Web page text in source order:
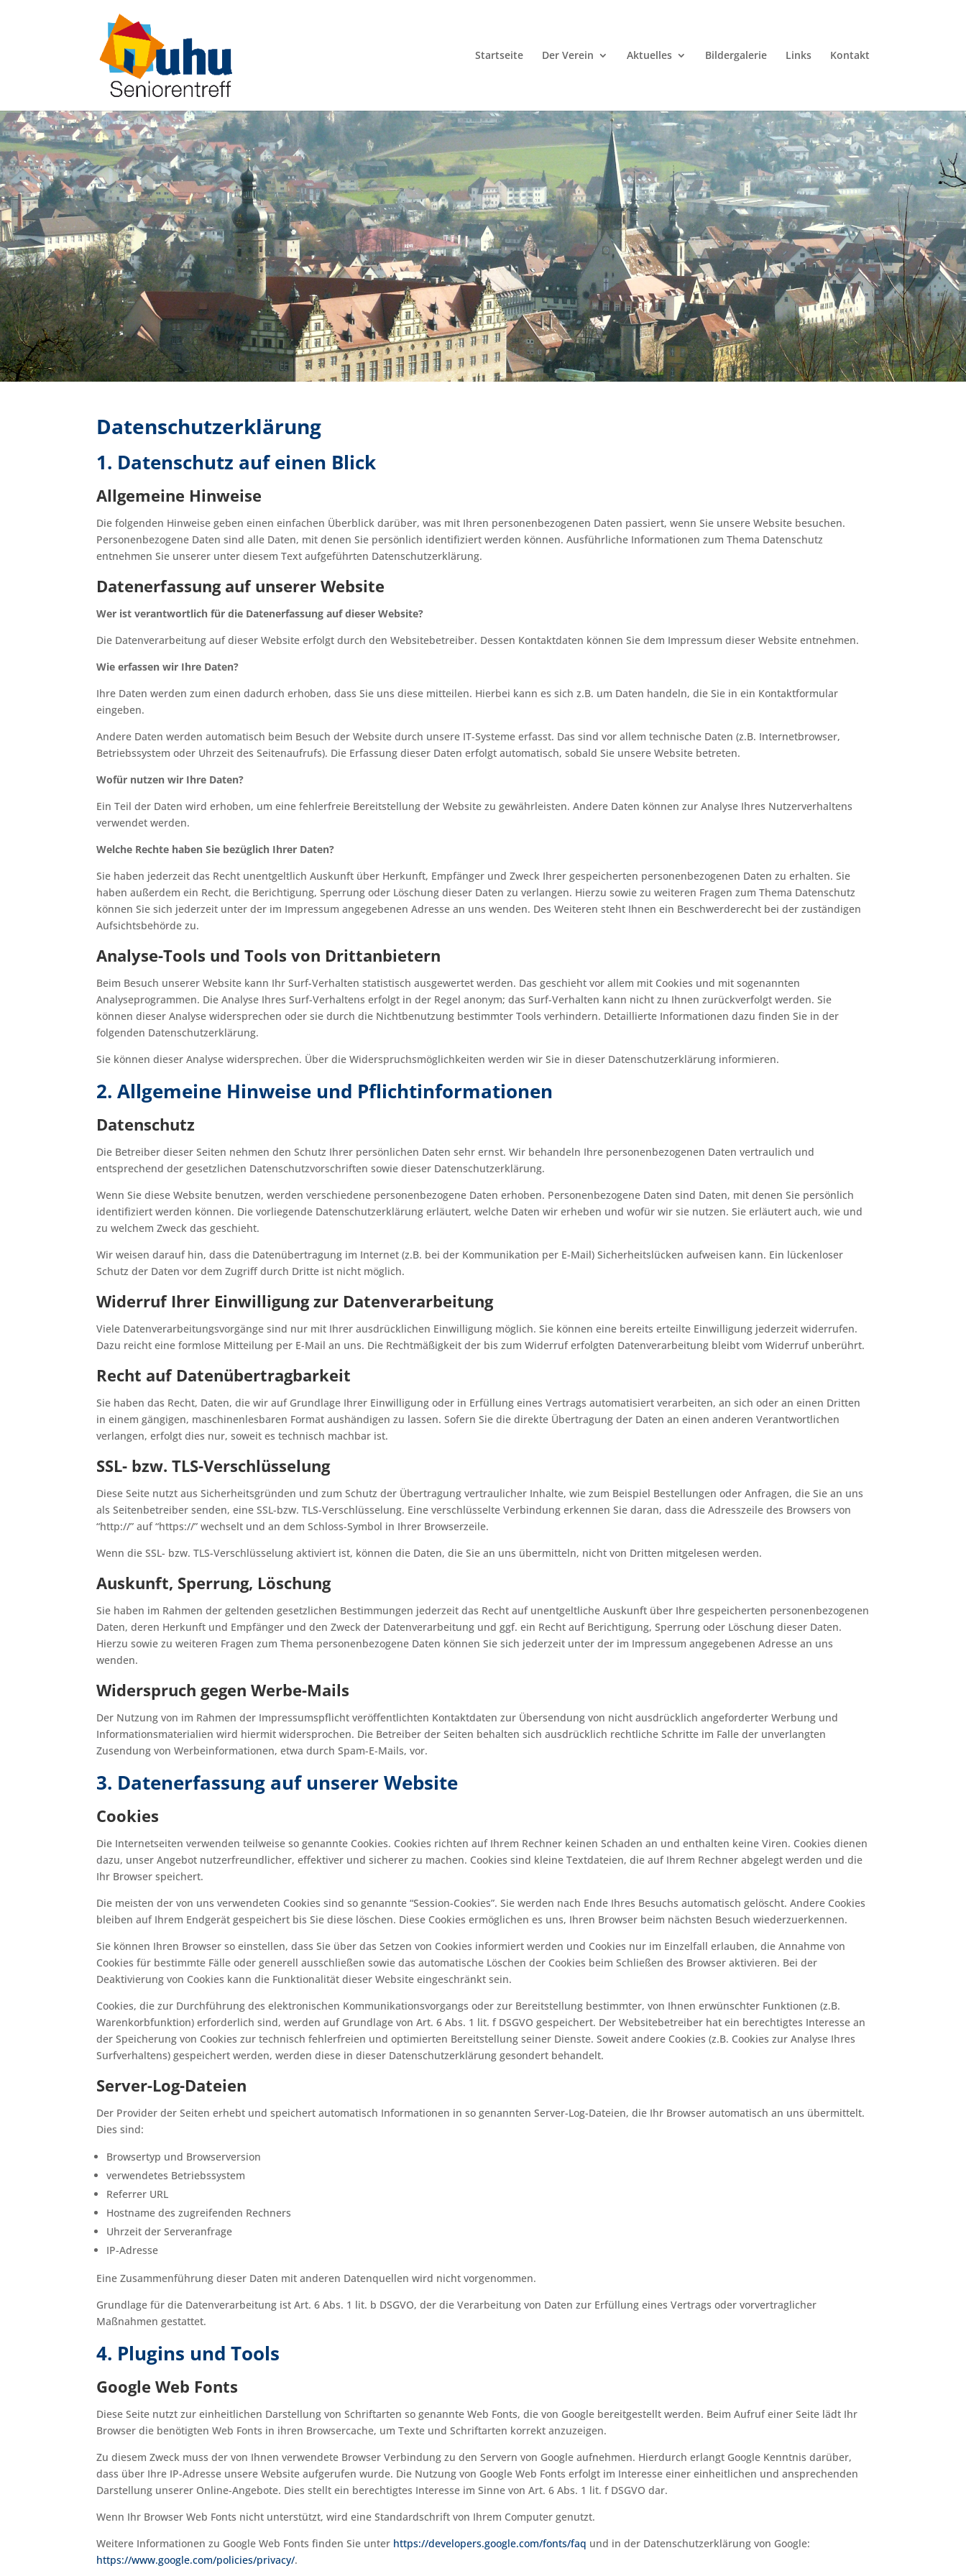
Startseite Der Verein Aktuelles Bildergalerie Links Kontakt
Datenschutzerklärung
1. Datenschutz auf einen Blick
Allgemeine Hinweise
Die folgenden Hinweise geben einen einfachen Überblick darüber, was mit Ihren personenbezogenen Daten passiert, wenn Sie unsere Website besuchen.
Personenbezogene Daten sind alle Daten, mit denen Sie persönlich identifiziert werden können. Ausführliche Informationen zum Thema Datenschutz
entnehmen Sie unserer unter diesem Text aufgeführten Datenschutzerklärung.
Datenerfassung auf unserer Website
Wer ist verantwortlich für die Datenerfassung auf dieser Website?
Die Datenverarbeitung auf dieser Website erfolgt durch den Websitebetreiber. Dessen Kontaktdaten können Sie dem Impressum dieser Website entnehmen.
Wie erfassen wir Ihre Daten?
Ihre Daten werden zum einen dadurch erhoben, dass Sie uns diese mitteilen. Hierbei kann es sich z.B. um Daten handeln, die Sie in ein Kontaktformular
eingeben.
Andere Daten werden automatisch beim Besuch der Website durch unsere IT-Systeme erfasst. Das sind vor allem technische Daten (z.B. Internetbrowser,
Betriebssystem oder Uhrzeit des Seitenaufrufs). Die Erfassung dieser Daten erfolgt automatisch, sobald Sie unsere Website betreten.
Wofür nutzen wir Ihre Daten?
Ein Teil der Daten wird erhoben, um eine fehlerfreie Bereitstellung der Website zu gewährleisten. Andere Daten können zur Analyse Ihres Nutzerverhaltens
verwendet werden.
Welche Rechte haben Sie bezüglich Ihrer Daten?
Sie haben jederzeit das Recht unentgeltlich Auskunft über Herkunft, Empfänger und Zweck Ihrer gespeicherten personenbezogenen Daten zu erhalten. Sie
haben außerdem ein Recht, die Berichtigung, Sperrung oder Löschung dieser Daten zu verlangen. Hierzu sowie zu weiteren Fragen zum Thema Datenschutz
können Sie sich jederzeit unter der im Impressum angegebenen Adresse an uns wenden. Des Weiteren steht Ihnen ein Beschwerderecht bei der zuständigen
Aufsichtsbehörde zu.
Analyse-Tools und Tools von Drittanbietern
Beim Besuch unserer Website kann Ihr Surf-Verhalten statistisch ausgewertet werden. Das geschieht vor allem mit Cookies und mit sogenannten
Analyseprogrammen. Die Analyse Ihres Surf-Verhaltens erfolgt in der Regel anonym; das Surf-Verhalten kann nicht zu Ihnen zurückverfolgt werden. Sie
können dieser Analyse widersprechen oder sie durch die Nichtbenutzung bestimmter Tools verhindern. Detaillierte Informationen dazu finden Sie in der
folgenden Datenschutzerklärung.
Sie können dieser Analyse widersprechen. Über die Widerspruchsmöglichkeiten werden wir Sie in dieser Datenschutzerklärung informieren.
2. Allgemeine Hinweise und Pflichtinformationen
Datenschutz
Die Betreiber dieser Seiten nehmen den Schutz Ihrer persönlichen Daten sehr ernst. Wir behandeln Ihre personenbezogenen Daten vertraulich und
entsprechend der gesetzlichen Datenschutzvorschriften sowie dieser Datenschutzerklärung.
Wenn Sie diese Website benutzen, werden verschiedene personenbezogene Daten erhoben. Personenbezogene Daten sind Daten, mit denen Sie persönlich
identifiziert werden können. Die vorliegende Datenschutzerklärung erläutert, welche Daten wir erheben und wofür wir sie nutzen. Sie erläutert auch, wie und
zu welchem Zweck das geschieht.
Wir weisen darauf hin, dass die Datenübertragung im Internet (z.B. bei der Kommunikation per E-Mail) Sicherheitslücken aufweisen kann. Ein lückenloser
Schutz der Daten vor dem Zugriff durch Dritte ist nicht möglich.
Widerruf Ihrer Einwilligung zur Datenverarbeitung
Viele Datenverarbeitungsvorgänge sind nur mit Ihrer ausdrücklichen Einwilligung möglich. Sie können eine bereits erteilte Einwilligung jederzeit widerrufen.
Dazu reicht eine formlose Mitteilung per E-Mail an uns. Die Rechtmäßigkeit der bis zum Widerruf erfolgten Datenverarbeitung bleibt vom Widerruf unberührt.
Recht auf Datenübertragbarkeit
Sie haben das Recht, Daten, die wir auf Grundlage Ihrer Einwilligung oder in Erfüllung eines Vertrags automatisiert verarbeiten, an sich oder an einen Dritten
in einem gängigen, maschinenlesbaren Format aushändigen zu lassen. Sofern Sie die direkte Übertragung der Daten an einen anderen Verantwortlichen
verlangen, erfolgt dies nur, soweit es technisch machbar ist.
SSL- bzw. TLS-Verschlüsselung
Diese Seite nutzt aus Sicherheitsgründen und zum Schutz der Übertragung vertraulicher Inhalte, wie zum Beispiel Bestellungen oder Anfragen, die Sie an uns
als Seitenbetreiber senden, eine SSL-bzw. TLS-Verschlüsselung. Eine verschlüsselte Verbindung erkennen Sie daran, dass die Adresszeile des Browsers von
“http://” auf “https://” wechselt und an dem Schloss-Symbol in Ihrer Browserzeile.
Wenn die SSL- bzw. TLS-Verschlüsselung aktiviert ist, können die Daten, die Sie an uns übermitteln, nicht von Dritten mitgelesen werden.
Auskunft, Sperrung, Löschung
Sie haben im Rahmen der geltenden gesetzlichen Bestimmungen jederzeit das Recht auf unentgeltliche Auskunft über Ihre gespeicherten personenbezogenen
Daten, deren Herkunft und Empfänger und den Zweck der Datenverarbeitung und ggf. ein Recht auf Berichtigung, Sperrung oder Löschung dieser Daten.
Hierzu sowie zu weiteren Fragen zum Thema personenbezogene Daten können Sie sich jederzeit unter der im Impressum angegebenen Adresse an uns
wenden.
Widerspruch gegen Werbe-Mails
Der Nutzung von im Rahmen der Impressumspflicht veröffentlichten Kontaktdaten zur Übersendung von nicht ausdrücklich angeforderter Werbung und
Informationsmaterialien wird hiermit widersprochen. Die Betreiber der Seiten behalten sich ausdrücklich rechtliche Schritte im Falle der unverlangten
Zusendung von Werbeinformationen, etwa durch Spam-E-Mails, vor.
3. Datenerfassung auf unserer Website
Cookies
Die Internetseiten verwenden teilweise so genannte Cookies. Cookies richten auf Ihrem Rechner keinen Schaden an und enthalten keine Viren. Cookies dienen
dazu, unser Angebot nutzerfreundlicher, effektiver und sicherer zu machen. Cookies sind kleine Textdateien, die auf Ihrem Rechner abgelegt werden und die
Ihr Browser speichert.
Die meisten der von uns verwendeten Cookies sind so genannte “Session-Cookies”. Sie werden nach Ende Ihres Besuchs automatisch gelöscht. Andere Cookies
bleiben auf Ihrem Endgerät gespeichert bis Sie diese löschen. Diese Cookies ermöglichen es uns, Ihren Browser beim nächsten Besuch wiederzuerkennen.
Sie können Ihren Browser so einstellen, dass Sie über das Setzen von Cookies informiert werden und Cookies nur im Einzelfall erlauben, die Annahme von
Cookies für bestimmte Fälle oder generell ausschließen sowie das automatische Löschen der Cookies beim Schließen des Browser aktivieren. Bei der
Deaktivierung von Cookies kann die Funktionalität dieser Website eingeschränkt sein.
Cookies, die zur Durchführung des elektronischen Kommunikationsvorgangs oder zur Bereitstellung bestimmter, von Ihnen erwünschter Funktionen (z.B.
Warenkorbfunktion) erforderlich sind, werden auf Grundlage von Art. 6 Abs. 1 lit. f DSGVO gespeichert. Der Websitebetreiber hat ein berechtigtes Interesse an
der Speicherung von Cookies zur technisch fehlerfreien und optimierten Bereitstellung seiner Dienste. Soweit andere Cookies (z.B. Cookies zur Analyse Ihres
Surfverhaltens) gespeichert werden, werden diese in dieser Datenschutzerklärung gesondert behandelt.
Server-Log-Dateien
Der Provider der Seiten erhebt und speichert automatisch Informationen in so genannten Server-Log-Dateien, die Ihr Browser automatisch an uns übermittelt.
Dies sind:
Browsertyp und Browserversion
verwendetes Betriebssystem
Referrer URL
Hostname des zugreifenden Rechners
Uhrzeit der Serveranfrage
IP-Adresse
Eine Zusammenführung dieser Daten mit anderen Datenquellen wird nicht vorgenommen.
Grundlage für die Datenverarbeitung ist Art. 6 Abs. 1 lit. b DSGVO, der die Verarbeitung von Daten zur Erfüllung eines Vertrags oder vorvertraglicher
Maßnahmen gestattet.
4. Plugins und Tools
Google Web Fonts
Diese Seite nutzt zur einheitlichen Darstellung von Schriftarten so genannte Web Fonts, die von Google bereitgestellt werden. Beim Aufruf einer Seite lädt Ihr
Browser die benötigten Web Fonts in ihren Browsercache, um Texte und Schriftarten korrekt anzuzeigen.
Zu diesem Zweck muss der von Ihnen verwendete Browser Verbindung zu den Servern von Google aufnehmen. Hierdurch erlangt Google Kenntnis darüber,
dass über Ihre IP-Adresse unsere Website aufgerufen wurde. Die Nutzung von Google Web Fonts erfolgt im Interesse einer einheitlichen und ansprechenden
Darstellung unserer Online-Angebote. Dies stellt ein berechtigtes Interesse im Sinne von Art. 6 Abs. 1 lit. f DSGVO dar.
Wenn Ihr Browser Web Fonts nicht unterstützt, wird eine Standardschrift von Ihrem Computer genutzt.
Weitere Informationen zu Google Web Fonts finden Sie unter https://developers.google.com/fonts/faq und in der Datenschutzerklärung von Google:
https://www.google.com/policies/privacy/.